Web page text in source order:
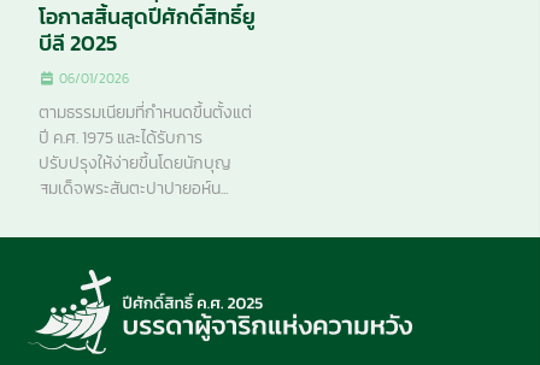
โอกาสสิ้นสุดปีศักดิ์สิทธิ์ยู
บีลี 2025
06/01/2026
ตามธรรมเนียมที่กำหนดขึ้นตั้งแต่
ปี ค.ศ. 1975 และได้รับการ
ปรับปรุงให้ง่ายขึ้นโดยนักบุญ
สมเด็จพระสันตะปาปายอห์น...